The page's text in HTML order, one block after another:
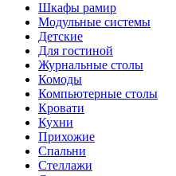
Шкафы рамир
Модульные системы
Детские
Для гостиной
Журнальные столы
Комоды
Компьютерные столы
Кровати
Кухни
Прихожие
Спальни
Стеллажи